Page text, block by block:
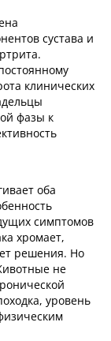
сустава и
клинических
фазы к
оба
симптомов
хромает,
решения. Но
не
уровень